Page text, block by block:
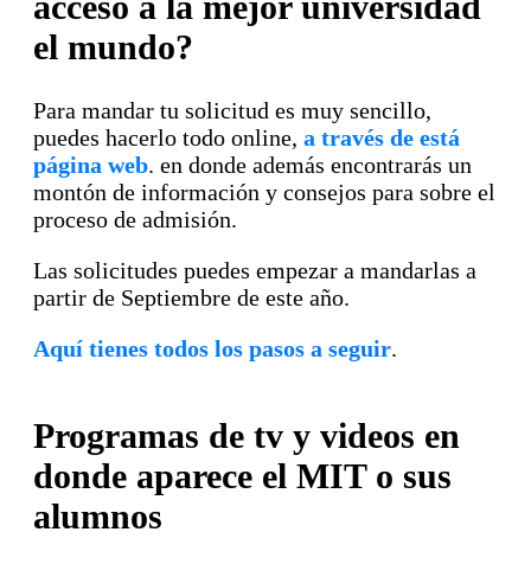
el mundo?
Para mandar tu solicitud es muy sencillo,
puedes hacerlo todo online, a través de está
página web. en donde además encontrarás un
montón de información y consejos para sobre el
proceso de admisión.
Las solicitudes puedes empezar a mandarlas a
partir de Septiembre de este año.
Aquí tienes todos los pasos a seguir.
Programas de tv y videos en
donde aparece el MIT o sus
alumnos